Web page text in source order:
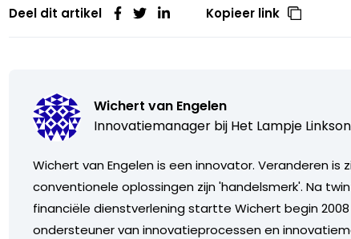
Deel dit artikel Kopieer link
Wichert van Engelen
Innovatiemanager bij Het Lampje
Wichert van Engelen is een innovator. Veranderen is
conventionele oplossingen zijn 'handelsmerk'. Na
financiële dienstverlening startte Wichert begin
ondersteuner van innovatieprocessen en